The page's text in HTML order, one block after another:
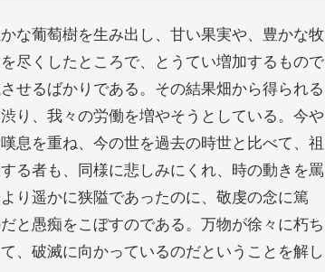
な葡萄樹を生み出し、甘い果実や、豊かな牧
尽くしたところで、とうてい増加するもので
せるばかりである。その結果畑から得られる
り、我々の労働を増やそうとしている。今や
息を重ね、今の世を過去の時世と比べて、祖
る者も、同様に悲しみにくれ、時の動きを罵
り遥かに狭隘であったのに、敬虔の念に篤
と愚痴をこぼすのである。万物が徐々に朽ち
、破滅に向かっているのだということを解し